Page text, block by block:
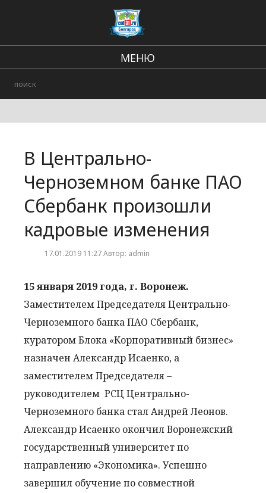
МЕНЮ
Городские события
В Центрально-
Черноземном банке ПАО
Сбербанк произошли
кадровые изменения
17.01.2019 11:27 Автор: admin
15 января 2019 года, г. Воронеж.
Заместителем Председателя Центрально-
Черноземного банка ПАО Сбербанк,
куратором Блока «Корпоративный бизнес»
назначен Александр Исаенко, а
заместителем Председателя –
руководителем РСЦ Центрально-
Черноземного банка стал Андрей Леонов.
Александр Исаенко окончил Воронежский
государственный университет по
направлению «Экономика». Успешно
завершил обучение по совместной